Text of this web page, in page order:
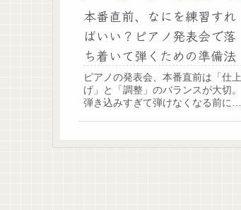
本番直前、なにを練習すれ
ばいい？ピアノ発表会で落
ち着いて弾くための準備法
ピアノの発表会、本番直前は「仕上
げ」と「調整」のバランスが大切。
弾き込みすぎて弾けなくなる前に、